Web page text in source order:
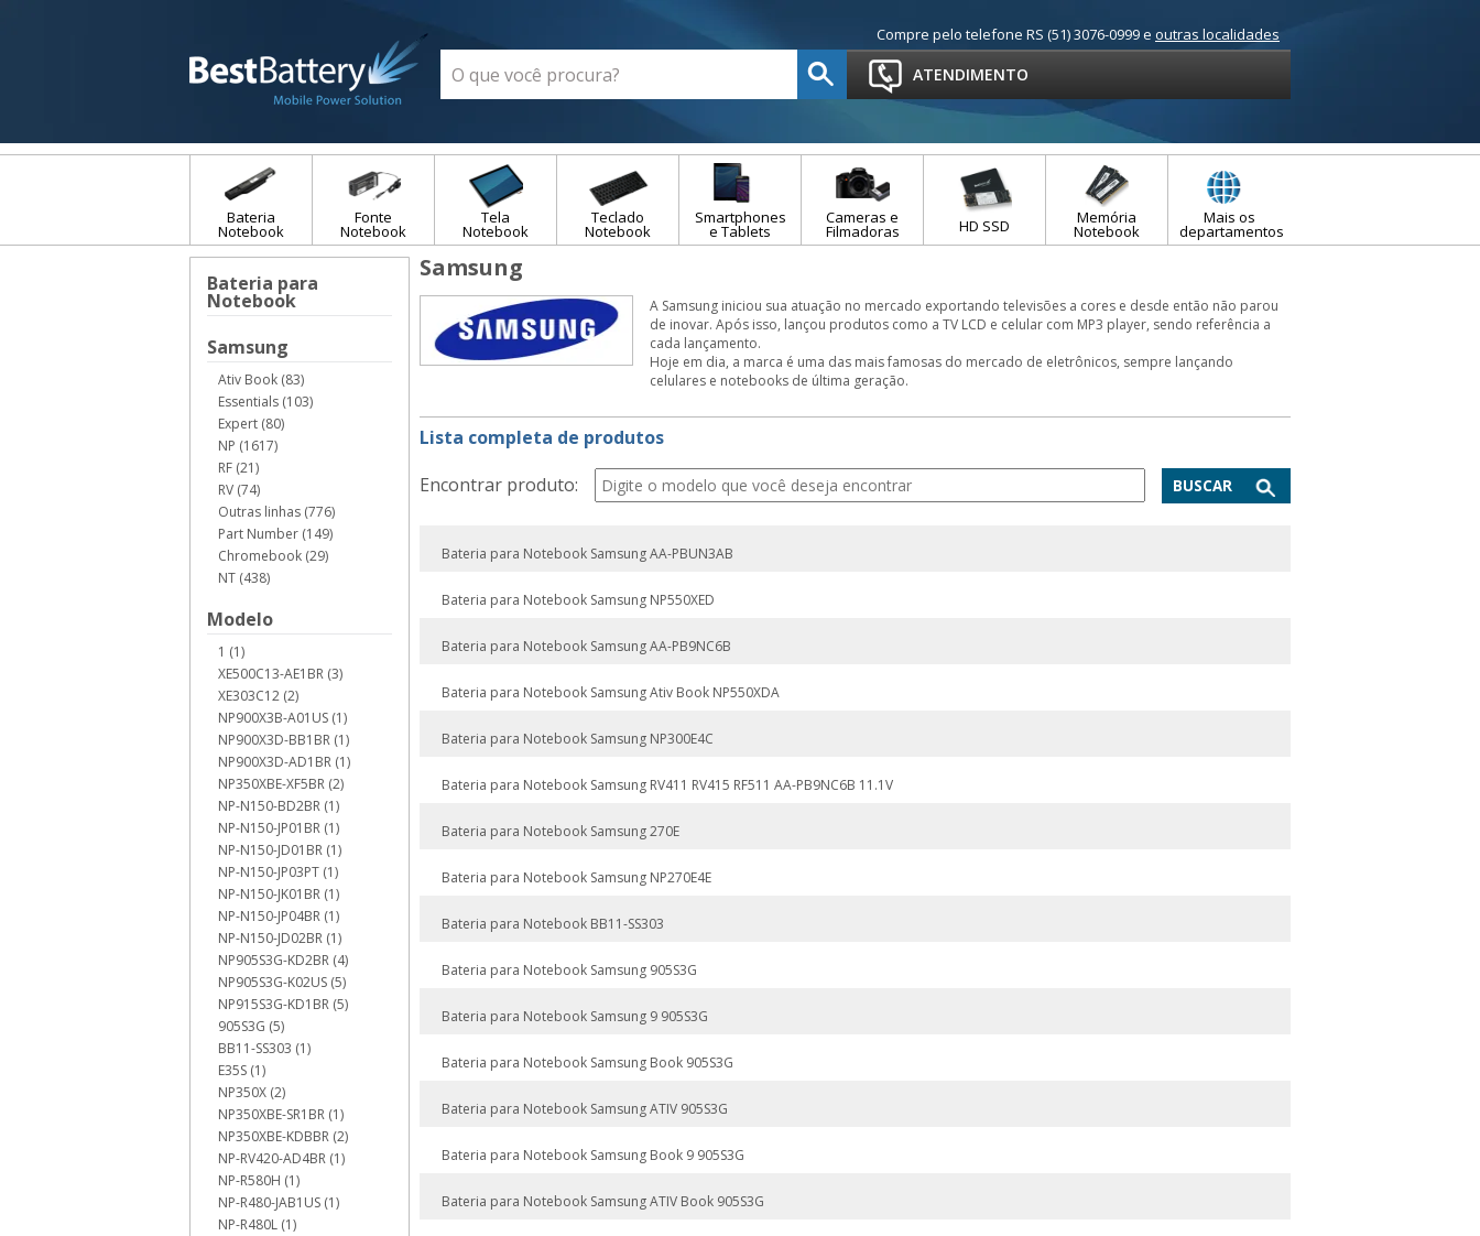
Compre pelo telefone RS (51) 3076-0999 e outras localidades
ATENDIMENTO
Bateria
Notebook
Fonte
Notebook
Tela
Notebook
Teclado
Notebook
Smartphones
e Tablets
Cameras e
Filmadoras HD SSD Memória
Notebook
Mais os
departamentos
Bateria para
Notebook
Samsung
Ativ Book (83)
Essentials (103)
Expert (80)
NP (1617)
RF (21)
RV (74)
Outras linhas (776)
Part Number (149)
Chromebook (29)
NT (438)
Modelo
1 (1)
XE500C13-AE1BR (3)
XE303C12 (2)
NP900X3B-A01US (1)
NP900X3D-BB1BR (1)
NP900X3D-AD1BR (1)
NP350XBE-XF5BR (2)
NP-N150-BD2BR (1)
NP-N150-JP01BR (1)
NP-N150-JD01BR (1)
NP-N150-JP03PT (1)
NP-N150-JK01BR (1)
NP-N150-JP04BR (1)
NP-N150-JD02BR (1)
NP905S3G-KD2BR (4)
NP905S3G-K02US (5)
NP915S3G-KD1BR (5)
905S3G (5)
BB11-SS303 (1)
E35S (1)
NP350X (2)
NP350XBE-SR1BR (1)
NP350XBE-KDBBR (2)
NP-RV420-AD4BR (1)
NP-R580H (1)
NP-R480-JAB1US (1)
NP-R480L (1)
Samsung
A Samsung iniciou sua atuação no mercado exportando televisões a cores e desde então não parou
de inovar. Após isso, lançou produtos como a TV LCD e celular com MP3 player, sendo referência a
cada lançamento.
Hoje em dia, a marca é uma das mais famosas do mercado de eletrônicos, sempre lançando
celulares e notebooks de última geração.
Lista completa de produtos
Encontrar produto:
BUSCAR
Bateria para Notebook Samsung AA-PBUN3AB
Bateria para Notebook Samsung NP550XED
Bateria para Notebook Samsung AA-PB9NC6B
Bateria para Notebook Samsung Ativ Book NP550XDA
Bateria para Notebook Samsung NP300E4C
Bateria para Notebook Samsung RV411 RV415 RF511 AA-PB9NC6B 11.1V
Bateria para Notebook Samsung 270E
Bateria para Notebook Samsung NP270E4E
Bateria para Notebook BB11-SS303
Bateria para Notebook Samsung 905S3G
Bateria para Notebook Samsung 9 905S3G
Bateria para Notebook Samsung Book 905S3G
Bateria para Notebook Samsung ATIV 905S3G
Bateria para Notebook Samsung Book 9 905S3G
Bateria para Notebook Samsung ATIV Book 905S3G